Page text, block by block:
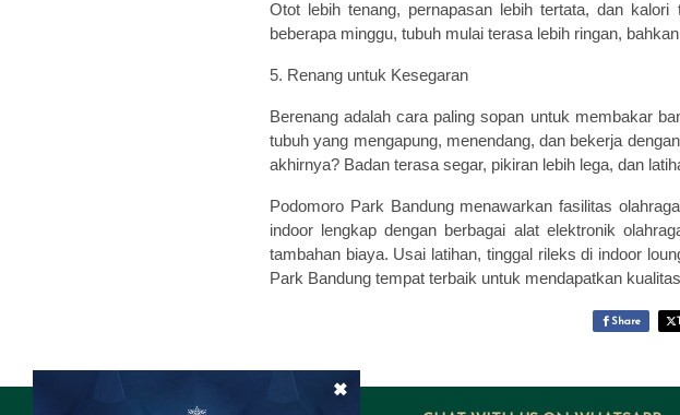
Otot lebih tenang, pernapasan lebih tertata, dan
beberapa minggu, tubuh mulai terasa lebih ringan,
5. Renang untuk Kesegaran
Berenang adalah cara paling sopan untuk membakar
tubuh yang mengapung, menendang, dan bekerja
akhirnya? Badan terasa segar, pikiran lebih lega, dan
Podomoro Park Bandung menawarkan fasilitas
indoor lengkap dengan berbagai alat elektronik
tambahan biaya. Usai latihan, tinggal rileks di indoor
Park Bandung tempat terbaik untuk mendapatkan
Share
×